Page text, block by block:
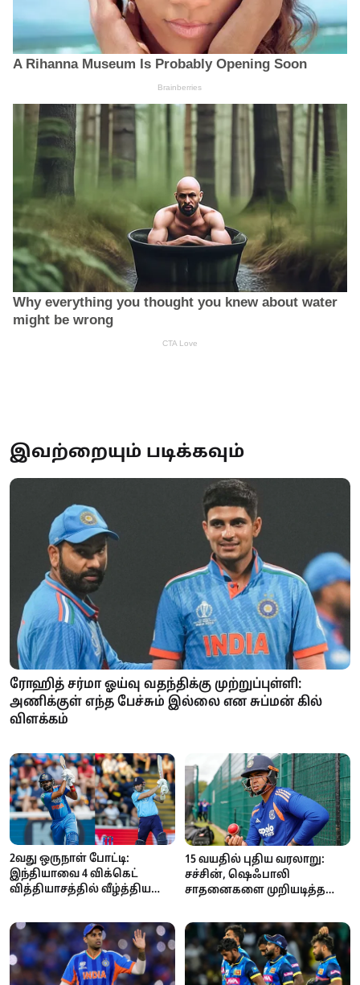
இவற்றையும் படிக்கவும்
ரோஹித் சர்மா ஓய்வு வதந்திக்கு முற்றுப்புள்ளி:
அணிக்குள் எந்த பேச்சும் இல்லை என சுப்மன் கில்
விளக்கம்
2வது ஒருநாள் போட்டி:
இந்தியாவை 4 விக்கெட்
வித்தியாசத்தில் வீழ்த்திய
சமன்!
15 வயதில் புதிய வரலாறு:
சச்சின், ஷெஃபாலி
சாதனைகளை முறியடித்த